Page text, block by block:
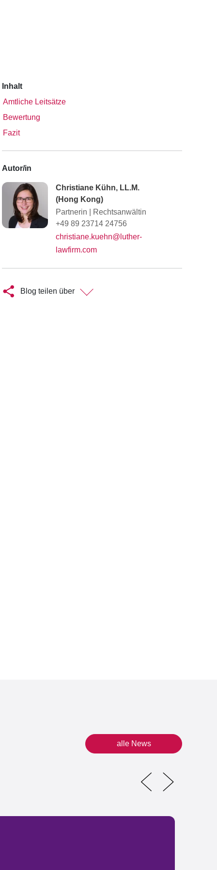
Inhalt
Amtliche Leitsätze
Bewertung
Fazit
Autor/in
Christiane Kühn, LL.M.
(Hong Kong)
Partnerin
Rechtsanwältin
+49 89 23714 24756
christiane.kuehn@luther-
lawfirm.com
Blog teilen über
alle News